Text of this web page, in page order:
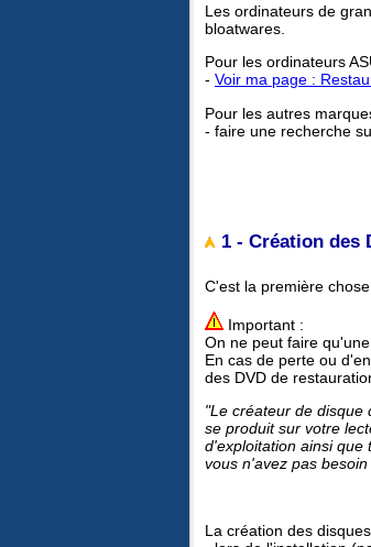
Les ordinateurs de
bloatwares.
Pour les ordinateurs
- Voir ma page :
Pour les autres
- faire une recherche
1 - Création des
C'est la première
Important :
On ne peut faire
En cas de perte ou
des DVD de
"Le créateur de disque
se produit sur votre
d'exploitation ainsi que
vous n'avez pas
La création des